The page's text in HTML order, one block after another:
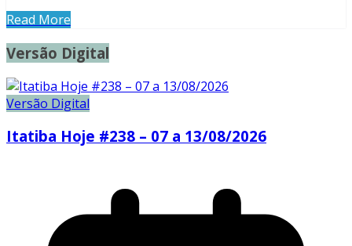
Read More
Versão Digital
Versão Digital
Itatiba Hoje #238 – 07 a 13/08/2026